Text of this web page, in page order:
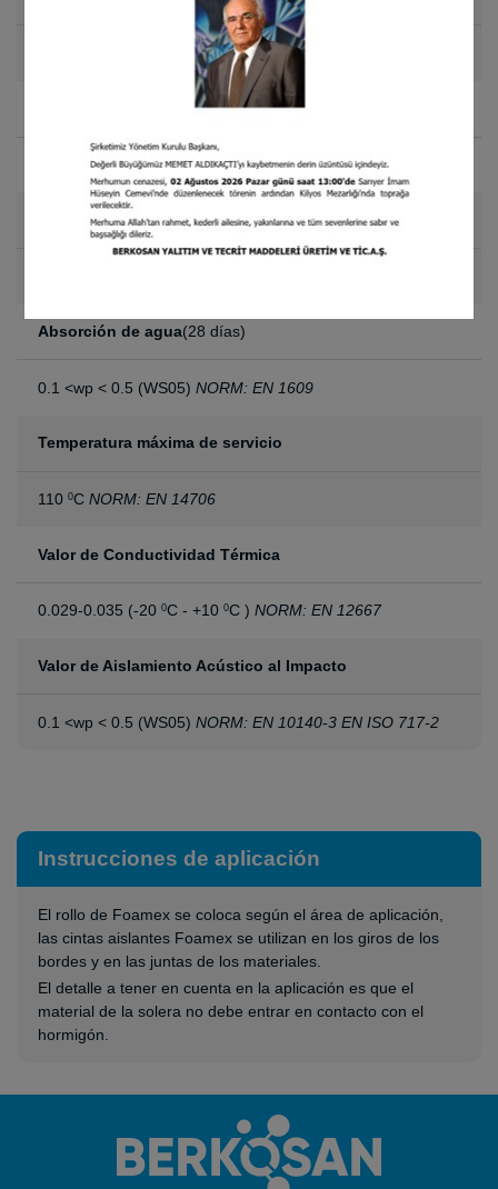
NORM: EN 1602
20 mmNORM: EN 823
Tamaño del rollo
Absorción de agua(28 días)
0.1 <wp < 0.5 (WS05)NORM: EN 1609
Temperatura máxima de servicio
1100CNORM: EN 14706
Valor de Conductividad Térmica
0.029-0.035 (-200C - +100C )NORM: EN 12667
Valor de Aislamiento Acústico al Impacto
0.1 <wp < 0.5 (WS05)NORM: EN 10140-3 EN ISO 717-2
Instrucciones de aplicación
El rollo de Foamex se coloca según el área de aplicación,
las cintas aislantes Foamex se utilizan en los giros de los
bordes y en las juntas de los materiales.
El detalle a tener en cuenta en la aplicación es que el
material de la solera no debe entrar en contacto con el
hormigón.